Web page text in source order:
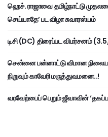
ஹெச். ராஜாவை தமிழ்நாட்டு
செய்யாதே’ பட விழா சுவாரஸ்யம்
டிசி (DC) திரைப்பட விமர்சனம்
சென்னை பன்னாட்டு விமான
நிறுவும் காவேரி மருத்துவமனை..!
வரவேற்பைப் பெறும் ஜீவாவின்